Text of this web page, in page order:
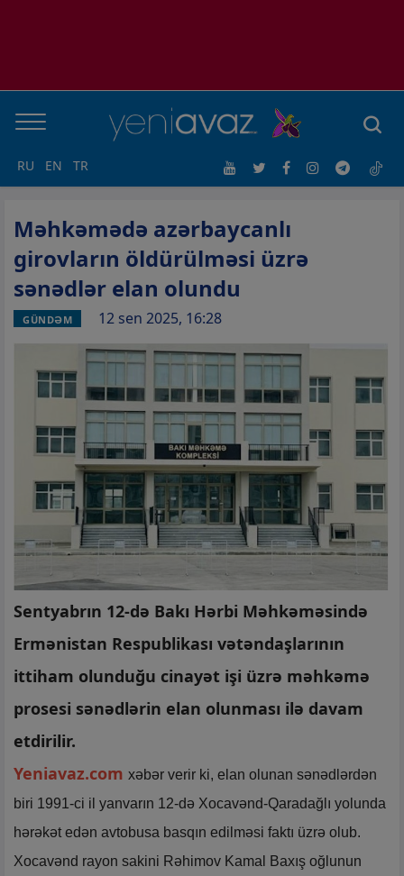
RU EN TR
Məhkəmədə azərbaycanlı
girovların öldürülməsi üzrə
sənədlər elan olundu
GÜNDƏM 12 sen 2025, 16:28
Sentyabrın 12-də Bakı Hərbi Məhkəməsində
Ermənistan Respublikası vətəndaşlarının
ittiham olunduğu cinayət işi üzrə məhkəmə
prosesi sənədlərin elan olunması ilə davam
etdirilir.
Yeniavaz.com xəbər verir ki, elan olunan sənədlərdən
biri 1991-ci il yanvarın 12-də Xocavənd-Qaradağlı yolunda
hərəkət edən avtobusa basqın edilməsi faktı üzrə olub.
Xocavənd rayon sakini Rəhimov Kamal Baxış oğlunun